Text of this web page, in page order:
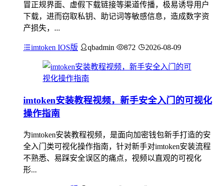
冒正规界面、虚假下载链接等渠道传播，极易诱导用户
下载，进而窃取私钥、助记词等敏感信息，造成数字资
产损失，...
imtoken IOS版 qbadmin 872 2026-08-09
imtoken安装教程视频，新手安全入门的可视化
操作指南
为imtoken安装教程视频，是面向加密钱包新手打造的安
全入门类可视化操作指南，针对新手对imtoken安装流程
不熟悉、易踩安全误区的痛点，视频以直观的可视化
形...